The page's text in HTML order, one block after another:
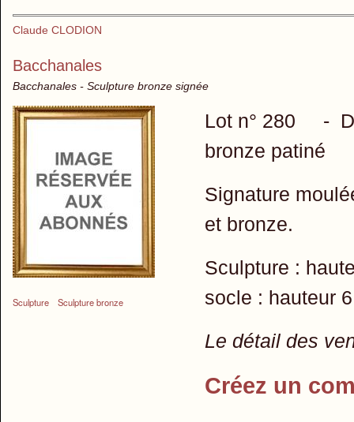
Claude CLODION
Bacchanales
Bacchanales - Sculpture bronze signée
Sculpture Sculpture bronze
Lot n° 280 -
bronze patiné
Signature
et bronze.
Sculpture :
socle : hauteur
Le détail des
Créez un